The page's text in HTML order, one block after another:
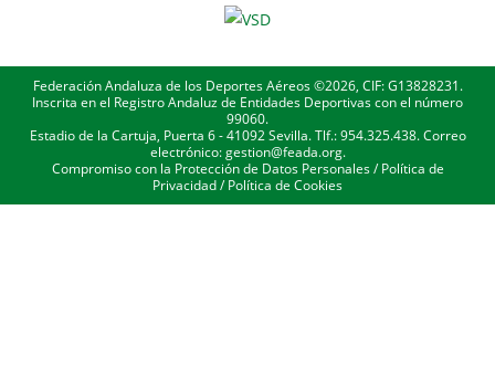
Federación Andaluza de los Deportes Aéreos ©2026, CIF: G13828231.
Inscrita en el Registro Andaluz de Entidades Deportivas con el número
99060.
Estadio de la Cartuja, Puerta 6 - 41092 Sevilla. Tlf.: 954.325.438. Correo
electrónico: gestion@feada.org.
Compromiso con la Protección de Datos Personales/Política de
Privacidad/Política de Cookies